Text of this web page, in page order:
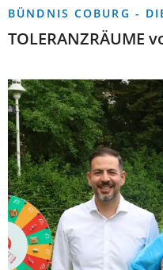
BÜNDNIS COBURG -
TOLERANZRÄUME